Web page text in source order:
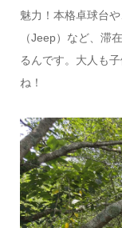
魅力！本格卓球台
（Jeep）など、滞
るんです。大人も
ね！